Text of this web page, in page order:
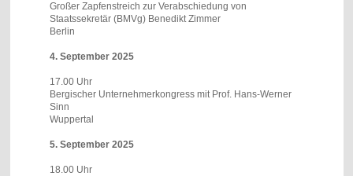
Großer Zapfenstreich zur Verabschiedung von
Staatssekretär (BMVg) Benedikt Zimmer
Berlin
4. September 2025
17.00 Uhr
Bergischer Unternehmerkongress mit Prof. Hans-Werner
Sinn
Wuppertal
5. September 2025
18.00 Uhr